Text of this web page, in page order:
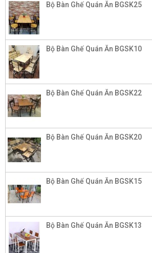
Bộ Bàn Ghế Quán Ăn BGSK25
Bộ Bàn Ghế Quán Ăn BGSK10
Bộ Bàn Ghế Quán Ăn BGSK22
Bộ Bàn Ghế Quán Ăn BGSK20
Bộ Bàn Ghế Quán Ăn BGSK15
Bộ Bàn Ghế Quán Ăn BGSK13